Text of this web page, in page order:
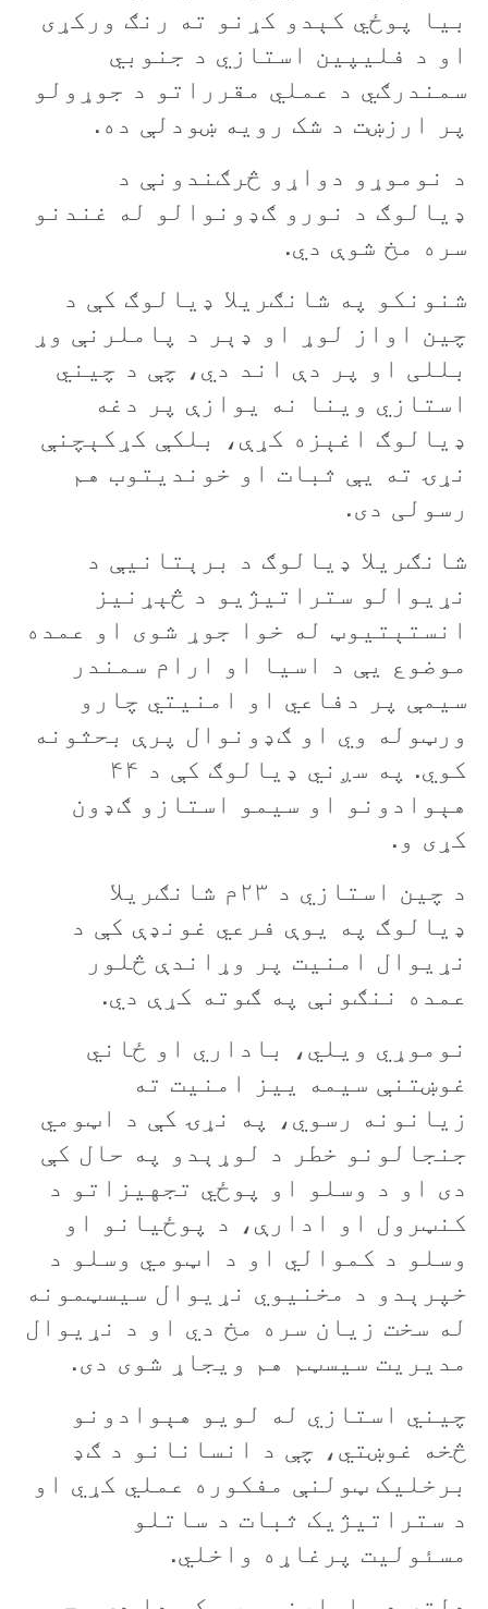
بيا پوځي کېدو کړنو ته رنګ ورکړی
او د فليپين استازي د جنوبي
سمندرګي د عملي مقرراتو د جوړولو
پر ارزښت د شک رويه ښودلې ده.
د نوموړو دواړو څرګندونې د
ډيالوګ د نورو ګډونوالو له غندنو
سره مخ شوې دي.
شنونکو په شانګريلا ډيالوګ کې د
چين اواز لوړ او ډېر د پاملرنې وړ
بللی او پر دې اند دي، چې د چيني
استازي وينا نه يوازې پر دغه
ډيالوګ اغېزه کړې، بلکې کړکېچنې
نړۍ ته يې ثبات او خونديتوب هم
رسولی دی.
شانګريلا ډیالوګ د برېتانيې د
نړيوالو ستراتيژيو د څېړنيز
انستېتيوټ له خوا جوړ شوی او عمده
موضوع يې د اسيا او ارام سمندر
سيمې پر دفاعي او امنيتي چارو
ورټوله وي او ګډونوال پرې بحثونه
کوي. په سږني ډيالوګ کې د ۴۴
هېوادونو او سيمو استازو ګډون
کړی و.
د چين استازي د ۲۳م شانګريلا
ډیالوګ په يوې فرعي غونډې کې د
نړيوال امنيت پر وړاندې څلور
عمده ننګونې په ګوته کړې دي.
نوموړي ويلي، باداري او ځاني
غوښتنې سيمه ييز امنيت ته
زيانونه رسوي، په نړۍ کې د اټومي
جنجالونو خطر د لوړېدو په حال کې
دی او د وسلو او پوځي تجهيزاتو د
کنټرول او ادارې، د پوځيانو او
وسلو د کموالي او د اټومي وسلو د
خپرېدو د مخنيوي نړيوال سيسټمونه
له سخت زيان سره مخ دي او د نړيوال
مديريت سیسټم هم ويجاړ شوی دی.
چيني استازي له لويو هېوادونو
څخه غوښتي، چې د انسانانو د ګډ
برخليک ټولنې مفکوره عملي کړي او
د ستراتيژيک ثبات د ساتلو
مسئوليت پرغاړه واخلي.